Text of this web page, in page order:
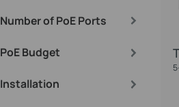
Number of PoE Ports
PoE Budget
Installation